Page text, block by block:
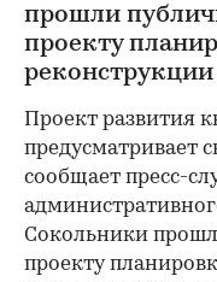
прошли
проекту
Проект развития
предусматривает
сообщает пресс-
Сокольники
проекту